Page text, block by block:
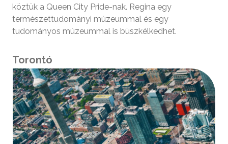
köztük a Queen City Pride-nak. Regina egy
természettudományi múzeummal és egy
tudományos múzeummal is büszkélkedhet.
Torontó